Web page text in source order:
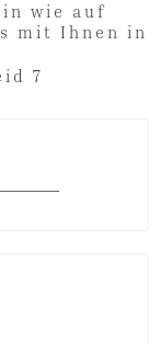
wie auf
mit Ihnen in